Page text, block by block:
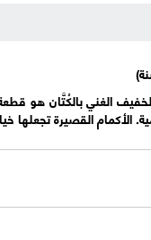
الغني بالكُتَّان هو
الأكمام القصيرة تجعلها